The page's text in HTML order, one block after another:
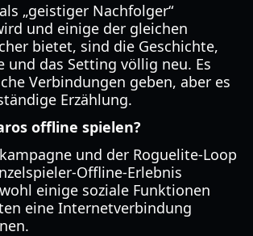
„geistiger Nachfolger“
und einige der gleichen
bietet, sind die Geschichte,
und das Setting völlig neu. Es
Verbindungen geben, aber es
Erzählung.
offline spielen?
und der Roguelite-Loop
Offline-Erlebnis
einige soziale Funktionen
eine Internetverbindung